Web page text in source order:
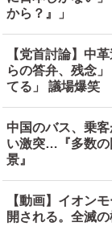
から？』」
【党首討論】中
らの答弁、残念
てる」 議場爆笑
中国のバス、乗
い激突…『多数の
景』
【動画】イオン
開される。全滅